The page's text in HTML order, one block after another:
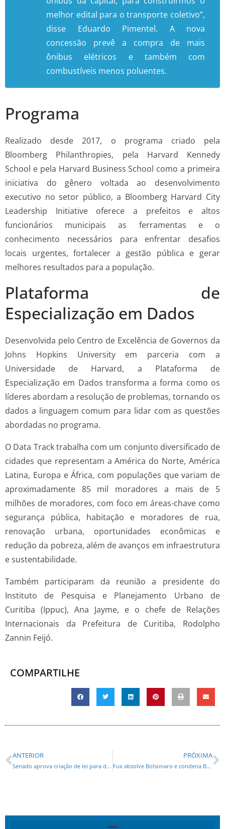
melhor edital para o transporte coletivo”,
disse Eduardo Pimentel. A nova
concessão prevê a compra de mais
ônibus elétricos e também com
combustíveis menos poluentes.
Programa
Realizado desde 2017, o programa criado pela
Bloomberg Philanthropies, pela Harvard Kennedy
School e pela Harvard Business School como a primeira
iniciativa do gênero voltada ao desenvolvimento
executivo no setor público, a Bloomberg Harvard City
Leadership Initiative oferece a prefeitos e altos
funcionários municipais as ferramentas e o
conhecimento necessários para enfrentar desafios
locais urgentes, fortalecer a gestão pública e gerar
melhores resultados para a população.
Plataforma de
Especialização em Dados
Desenvolvida pelo Centro de Excelência de Governos da
Johns Hopkins University em parceria com a
Universidade de Harvard, a Plataforma de
Especialização em Dados transforma a forma como os
líderes abordam a resolução de problemas, tornando os
dados a linguagem comum para lidar com as questões
abordadas no programa.
O Data Track trabalha com um conjunto diversificado de
cidades que representam a América do Norte, América
Latina, Europa e África, com populações que variam de
aproximadamente 85 mil moradores a mais de 5
milhões de moradores, com foco em áreas-chave como
segurança pública, habitação e moradores de rua,
renovação urbana, oportunidades econômicas e
redução da pobreza, além de avanços em infraestrutura
e sustentabilidade.
Também participaram da reunião a presidente do
Instituto de Pesquisa e Planejamento Urbano de
Curitiba (Ippuc), Ana Jayme, e o chefe de Relações
Internacionais da Prefeitura de Curitiba, Rodolpho
Zannin Feijó.
COMPARTILHE
ANTERIOR
Senado aprova criação de lei para definir critérios de uso do cartão corporativo
PRÓXIMA
Fux absolve Bolsonaro e condena Braga Netto e Cid . Sessões retornam as 14h desta quinta-feira (11)